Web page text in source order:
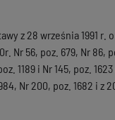
z 28 września 1991 r.
Nr 56, poz. 679, Nr 86,
1189 i Nr 145, poz.
Nr 200, poz. 1682 i z